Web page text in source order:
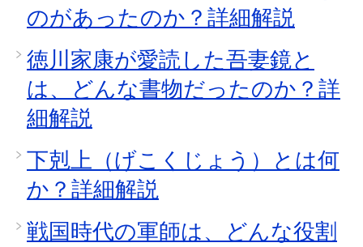
のがあったのか？詳細解説
徳川家康が愛読した吾妻鏡と
は、どんな書物だったのか？詳
細解説
下剋上（げこくじょう）とは何
か？詳細解説
戦国時代の軍師は、どんな役割